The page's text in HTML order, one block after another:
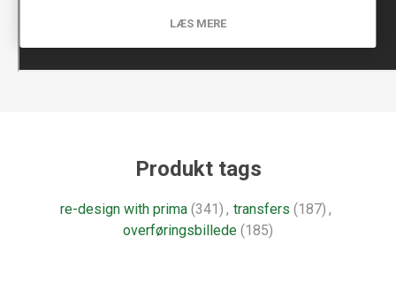
Produkt tags
re-design with prima (341) , transfers (187) ,
overføringsbillede (185)
LÆS MERE